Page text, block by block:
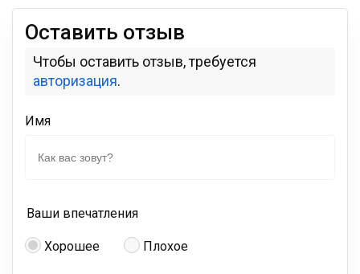
Оставить отзыв
Чтобы оставить отзыв, требуется
авторизация.
Имя
Ваши впечатления
Хорошее Плохое